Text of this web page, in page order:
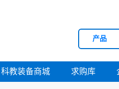
产品
科教装备商城 求购库